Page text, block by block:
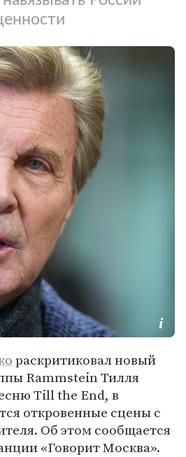
раскритиковал новый
Rammstein Тилля
Till the End, в
откровенные сцены с
Об этом сообщается
«Говорит Москва».